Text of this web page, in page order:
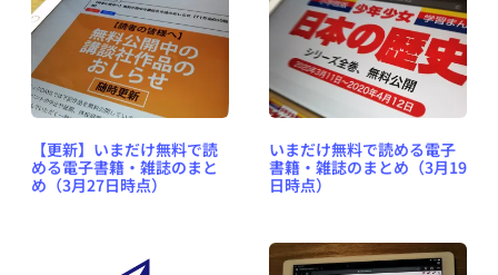
【更新】いまだけ無料で読
める電子書籍・雑誌のまと
め（3月27日時点）
いまだけ無料で読める電子
書籍・雑誌のまとめ（3月19
日時点）